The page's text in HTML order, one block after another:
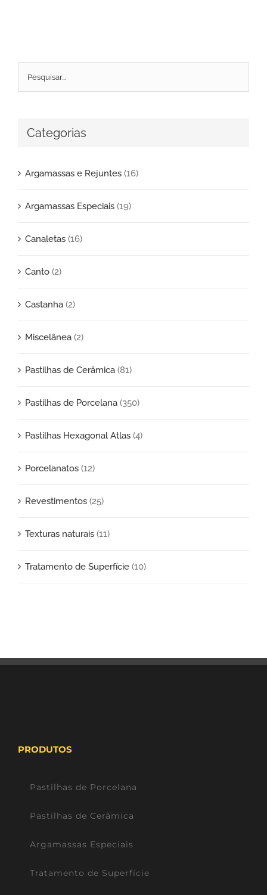
Categorias
Argamassas e Rejuntes (16)
Argamassas Especiais (19)
Canaletas (16)
Canto (2)
Castanha (2)
Miscelânea (2)
Pastilhas de Cerâmica (81)
Pastilhas de Porcelana (350)
Pastilhas Hexagonal Atlas (4)
Porcelanatos (12)
Revestimentos (25)
Texturas naturais (11)
Tratamento de Superfície (10)
PRODUTOS
Pastilhas de Porcelana
Pastilhas de Cerâmica
Argamassas Especiais
Tratamento de Superfície